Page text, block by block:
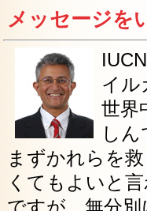
メッセージを
イル
世界
し
まずかれらを
くてもよいと
ですが、無分